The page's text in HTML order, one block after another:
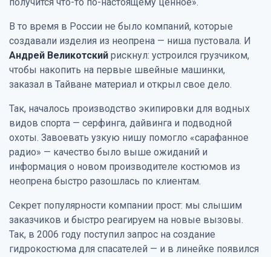
В то время в России не было компаний, которые
создавали изделия из неопрена — ниша пустовала. И
Андрей Великотский рискнул: устроился грузчиком,
чтобы накопить на первые швейные машинки,
заказал в Тайване материал и открыл свое дело.
Так, началось производство экипировки для водных
видов спорта — серфинга, дайвинга и подводной
охоты. Завоевать узкую нишу помогло «сарафанное
радио» — качество было выше ожиданий и
информация о новом производителе костюмов из
неопрена быстро разошлась по клиентам.
Секрет популярности компании прост: мы слышим
заказчиков и быстро реагируем на новые вызовы.
Так, в 2006 году поступил запрос на создание
гидрокостюма для спасателей — и в линейке появился